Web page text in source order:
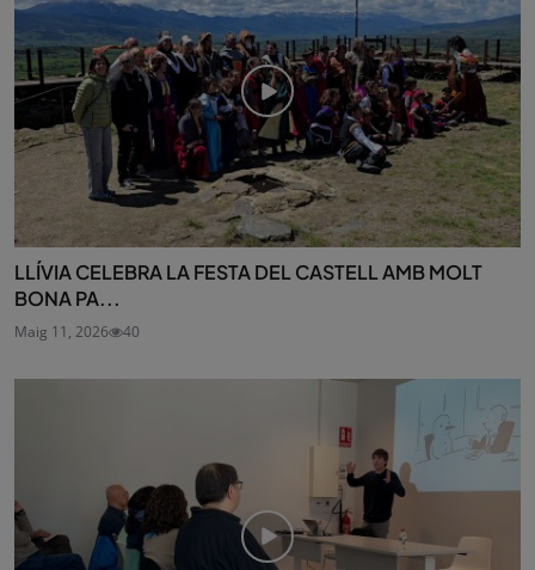
LLÍVIA CELEBRA LA FESTA DEL CASTELL AMB MOLT
BONA PA...
Maig 11, 2026 40